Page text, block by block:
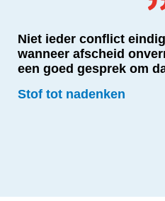
Niet ieder conflict
wanneer afscheid
een goed gesprek om
Stof tot nadenken